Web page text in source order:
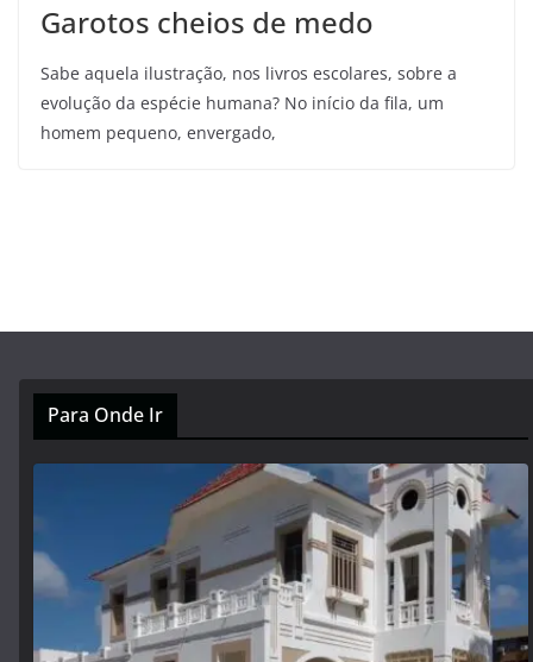
Garotos cheios de medo
Sabe aquela ilustração, nos livros escolares, sobre a
evolução da espécie humana? No início da fila, um
homem pequeno, envergado,
Para Onde Ir